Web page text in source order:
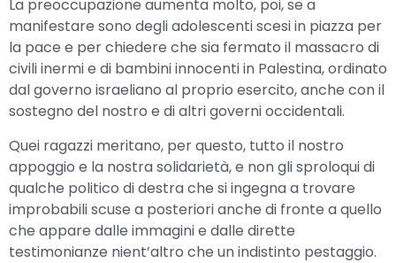
La preoccupazione aumenta molto, poi, se a
manifestare sono degli adolescenti scesi in piazza per
la pace e per chiedere che sia fermato il massacro di
civili inermi e di bambini innocenti in Palestina, ordinato
dal governo israeliano al proprio esercito, anche con il
sostegno del nostro e di altri governi occidentali.
Quei ragazzi meritano, per questo, tutto il nostro
appoggio e la nostra solidarietà, e non gli sproloqui di
qualche politico di destra che si ingegna a trovare
improbabili scuse a posteriori anche di fronte a quello
che appare dalle immagini e dalle dirette
testimonianze nient’altro che un indistinto pestaggio.